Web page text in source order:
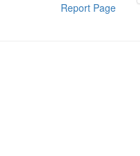
Report Page